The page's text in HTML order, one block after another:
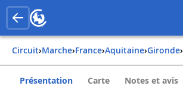
Circuit› Marche› france› aquitaine› gironde›
Présentation Carte Notes et avis